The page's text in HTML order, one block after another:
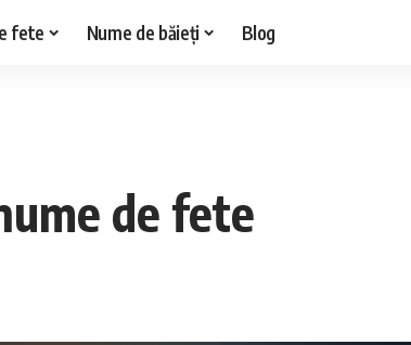
fete Nume de băieți Blog
de fete